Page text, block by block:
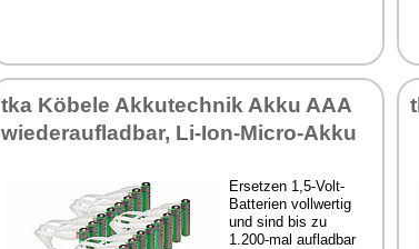
tka Köbele Akkutechnik Akku AAA
wiederaufladbar, Li-Ion-Micro-Akku
Ersetzen 1,5-Volt-
Batterien vollwertig
und sind bis zu
1.200-mal aufladbar